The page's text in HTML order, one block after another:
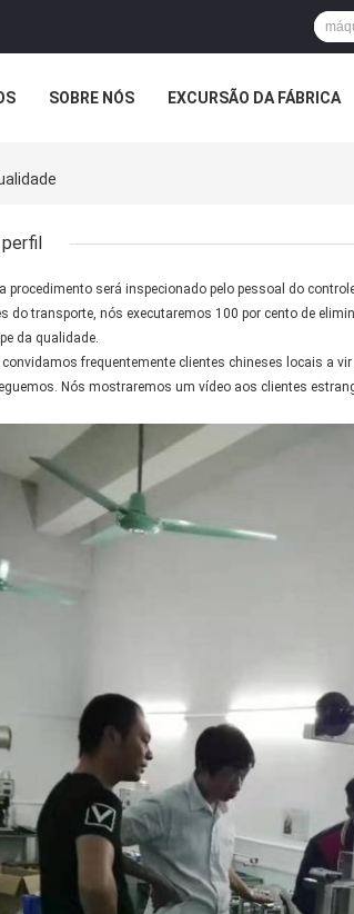
SOBRE NÓS EXCURSÃO DA FÁBRICA
procedimento será inspecionado pelo pessoal do
do transporte, nós executaremos 100 por cento de
da qualidade.
convidamos frequentemente clientes chineses locais a
Nós mostraremos um vídeo aos clientes